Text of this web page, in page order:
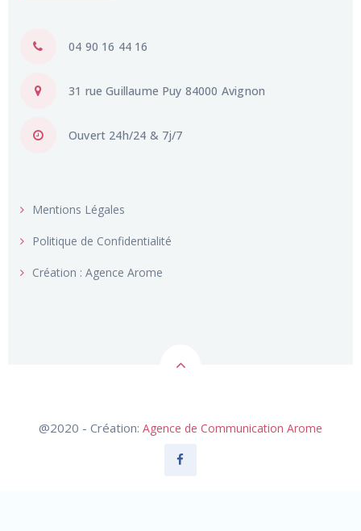
Création : Agence Arome
Agence de Communication Arome